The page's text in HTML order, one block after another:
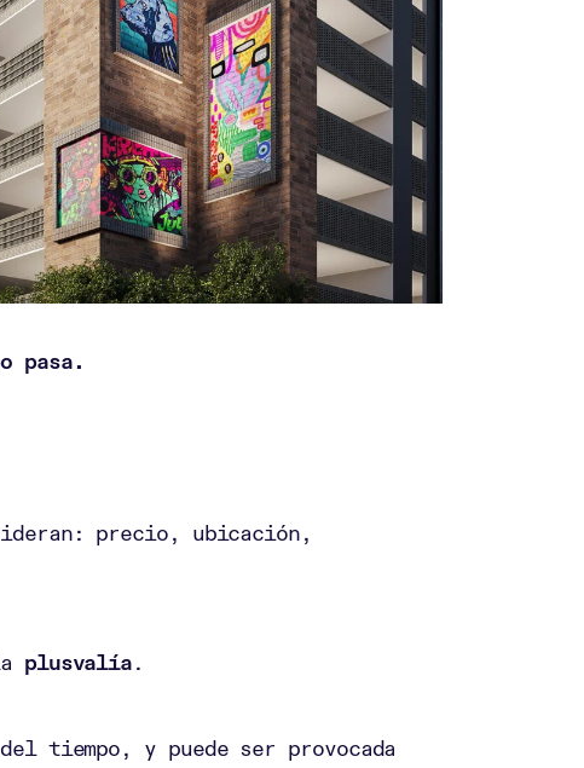
pasa.
precio, ubicación,
plusvalía.
tiempo, y puede ser provocada